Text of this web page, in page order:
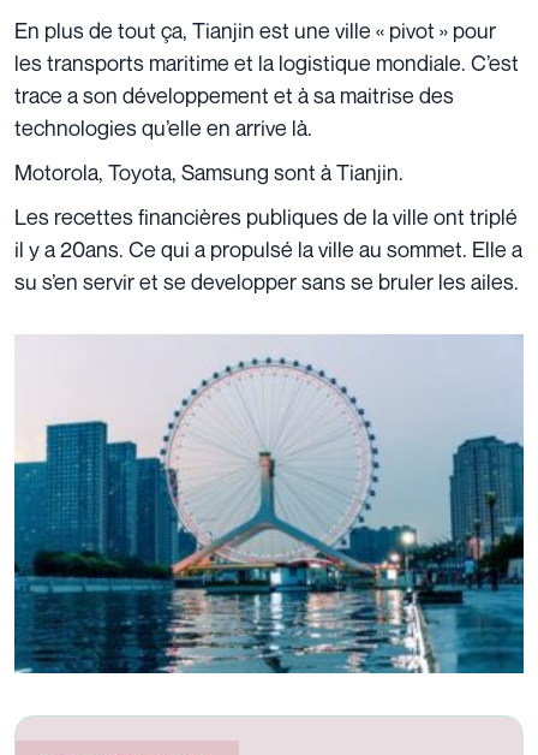
En plus de tout ça, Tianjin est une ville « pivot » pour
les transports maritime et la logistique mondiale. C’est
trace a son développement et à sa maitrise des
technologies qu’elle en arrive là.
Motorola, Toyota, Samsung sont à Tianjin.
Les recettes financières publiques de la ville ont triplé
il y a 20ans. Ce qui a propulsé la ville au sommet. Elle a
su s’en servir et se developper sans se bruler les ailes.